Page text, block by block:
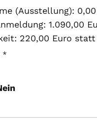
(Ausstellung):
1.090,00
220,00 Euro statt
*